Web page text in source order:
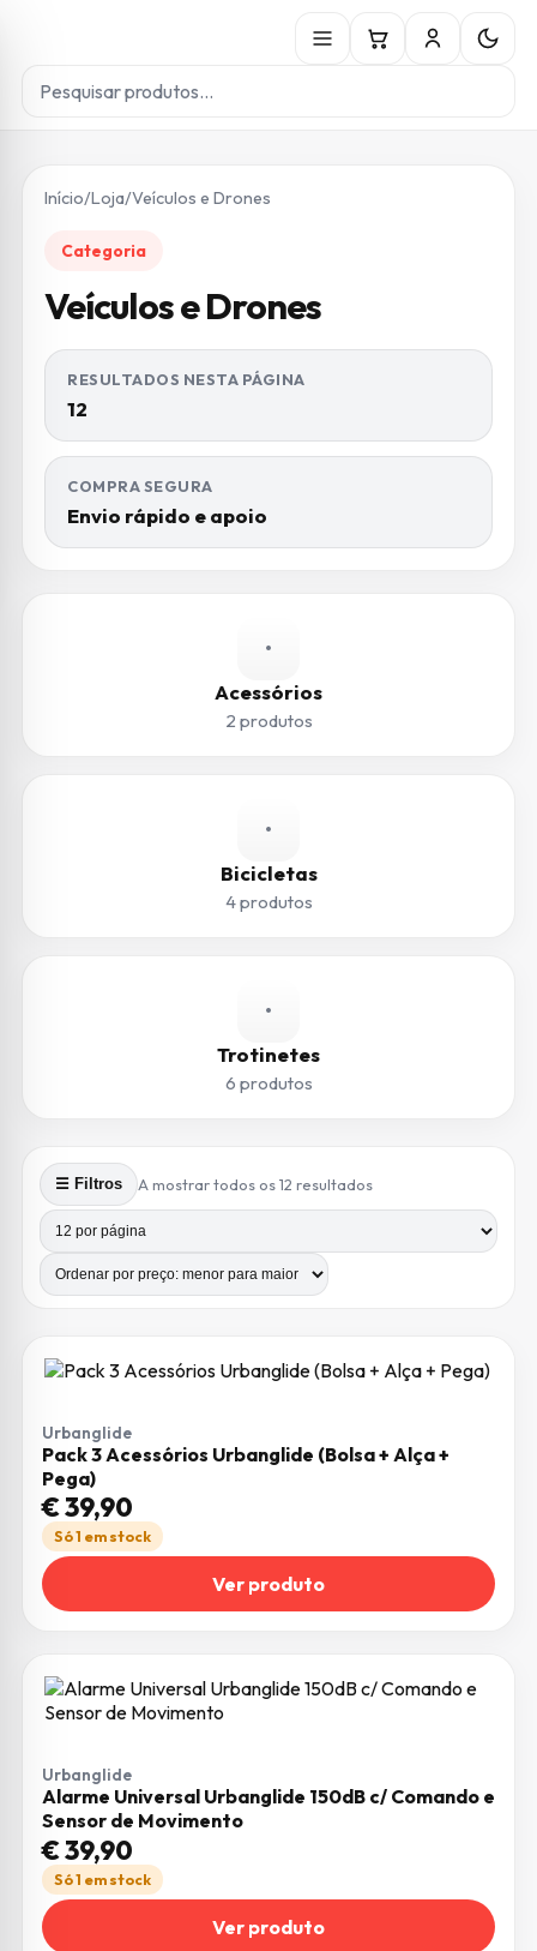
Início/Loja/Veículos e Drones
Categoria
Veículos e Drones
RESULTADOS NESTA PÁGINA
12
COMPRA SEGURA
Envio rápido e apoio
•
Acessórios
2 produtos
•
Bicicletas
4 produtos
•
Trotinetes
6 produtos
☰ Filtros A mostrar todos os 12 resultadosOrdenado por preço:
Produtos por página
Número de colunas
Urbanglide
Pack 3 Acessórios Urbanglide (Bolsa + Alça +
Pega)
€39,90
Só 1 em stock
Ver produto
Urbanglide
Alarme Universal Urbanglide 150dB c/ Comando e
Sensor de Movimento
€39,90
Só 1 em stock
Ver produto